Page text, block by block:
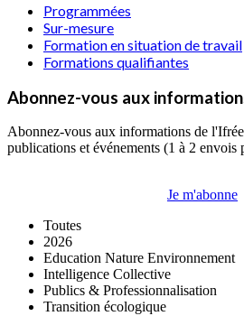
Programmées
Sur-mesure
Formation en situation de travail
Formations qualifiantes
Abonnez-vous aux
Abonnez-vous aux informations de
publications et événements (1 à 2 envois
Je m'abonne
Toutes
2026
Education Nature Environnement
Intelligence Collective
Publics & Professionnalisation
Transition écologique